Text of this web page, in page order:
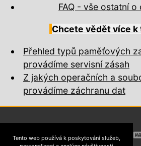
Tento web používá k poskytování služeb,
FAQ - vše ostatní
Chcete vědět více k
Přehled typů paměťových
provádíme servisní zásah
Z jakých operačních a
provádíme záchranu dat